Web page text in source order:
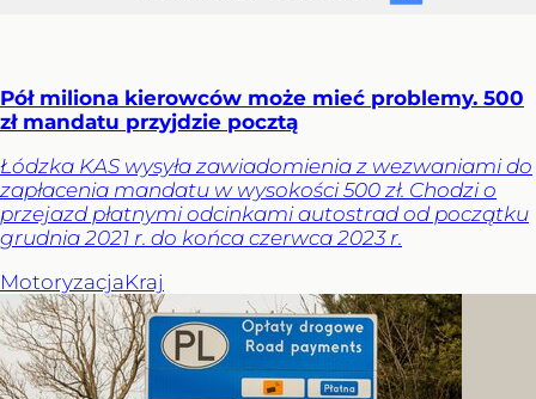
Pół miliona kierowców może mieć problemy. 500
zł mandatu przyjdzie pocztą
Łódzka KAS wysyła zawiadomienia z wezwaniami do
zapłacenia mandatu w wysokości 500 zł. Chodzi o
przejazd płatnymi odcinkami autostrad od początku
grudnia 2021 r. do końca czerwca 2023 r.
MotoryzacjaKraj